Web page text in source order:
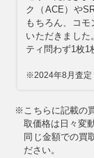
￥41,000
￥37,000
レシラムex SV11W
174/086 BWR
姉
￥31,000
メガルカリオex M1L
092/063 MUR
メ
ク（ACE）や
もちろん、コ
いただきました
ティ問わず1枚1
※2024年8月査定
※ こちらに記載の
取価格は日々変
同じ金額での買
ださい。